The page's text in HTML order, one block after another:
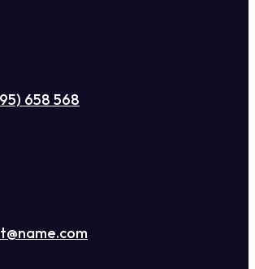
658 568